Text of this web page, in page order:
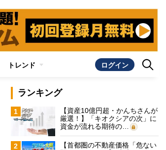
トレンド ログイン
ランキング
1
【資産10億円超・かんちさんが
厳選！】「キオクシアの次」に
資金が流れる期待の…
2
【首都圏の不動産価格「危ない